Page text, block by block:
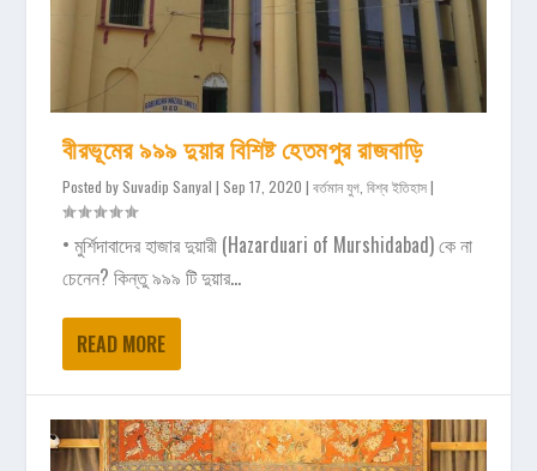
বীরভূমের ৯৯৯ দুয়ার বিশিষ্ট হেতমপুর রাজবাড়ি
Posted by Suvadip Sanyal | Sep 17, 2020 |বর্তমান যুগ ,বিশ্ব ইতিহাস|
• মুর্শিদাবাদের হাজার দুয়ারী (Hazarduari of Murshidabad) কে না
চেনেন? কিন্তু ৯৯৯ টি দুয়ার...
READ MORE